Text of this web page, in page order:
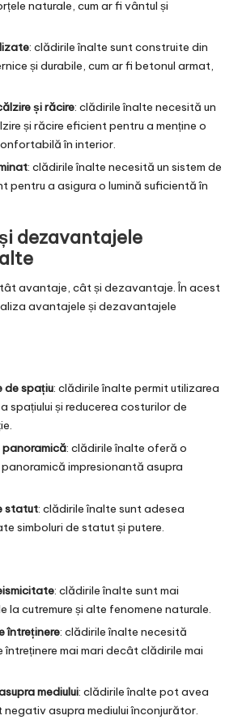
naturale, cum ar fi vântul și
: clădirile înalte sunt construite din
și durabile, cum ar fi betonul armat,
și răcire: clădirile înalte necesită un
și răcire eficient pentru a menține o
în interior.
: clădirile înalte necesită un sistem de
pentru a asigura o lumină suficientă în
dezavantajele
avantaje, cât și dezavantaje. În acest
avantajele și dezavantajele
de spațiu: clădirile înalte permit utilizarea
spațiului și reducerea costurilor de
: clădirile înalte oferă o
impresionantă asupra
statut: clădirile înalte sunt adesea
simboluri de statut și putere.
: clădirile înalte sunt mai
la cutremure și alte fenomene naturale.
întreținere: clădirile înalte necesită
întreținere mai mari decât clădirile mai
mediului: clădirile înalte pot avea
negativ asupra mediului înconjurător.